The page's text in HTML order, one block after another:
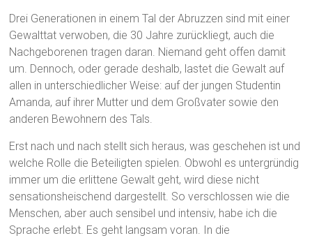
Drei Generationen in einem Tal der Abruzzen sind mit einer
Gewalttat verwoben, die 30 Jahre zurückliegt, auch die
Nachgeborenen tragen daran. Niemand geht offen damit
um. Dennoch, oder gerade deshalb, lastet die Gewalt auf
allen in unterschiedlicher Weise: auf der jungen Studentin
Amanda, auf ihrer Mutter und dem Großvater sowie den
anderen Bewohnern des Tals.
Erst nach und nach stellt sich heraus, was geschehen ist und
welche Rolle die Beteiligten spielen. Obwohl es untergründig
immer um die erlittene Gewalt geht, wird diese nicht
sensationsheischend dargestellt. So verschlossen wie die
Menschen, aber auch sensibel und intensiv, habe ich die
Sprache erlebt. Es geht langsam voran. In die